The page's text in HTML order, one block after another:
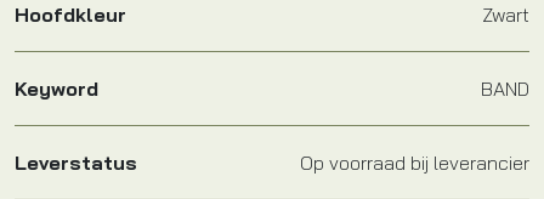
Hoofdkleur Zwart
Keyword BAND
Leverstatus Op voorraad bij leverancier